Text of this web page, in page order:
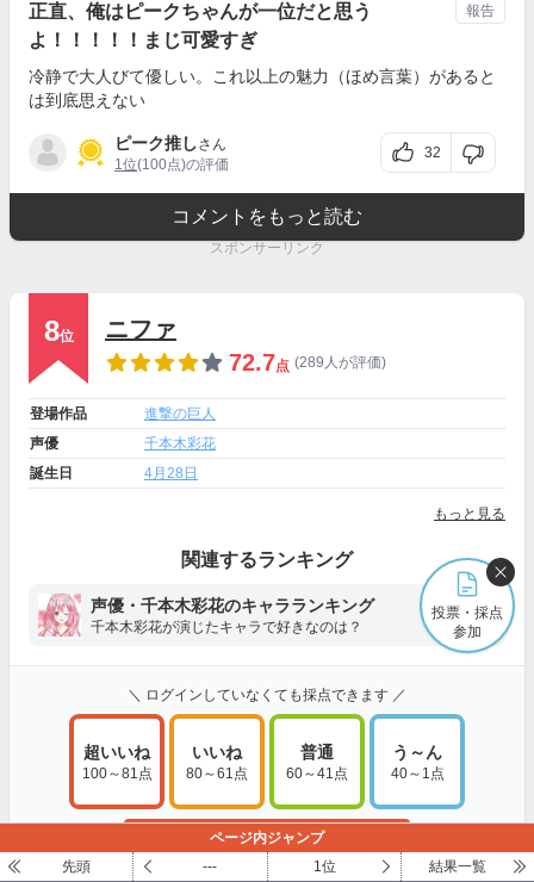
正直、俺はピークちゃんが一位だと思う
よ！！！！！まじ可愛すぎ
冷静で大人びて優しい。これ以上の魅力（ほめ言葉）があると
は到底思えない
ピーク推しさん
1位(100点)の評価
32
報告
コメントをもっと読む
スポンサーリンク
8位
ニファ
72.7点 (289人が評価)
登場作品
進撃の巨人
声優
千本木彩花
誕生日
4月28日
もっと見る
関連するランキング
声優・千本木彩花のキャラランキング
千本木彩花が演じたキャラで好きなのは？
＼ ログインしていなくても採点できます ／
超いいね
100～81点
いいね
80～61点
普通
60～41点
う～ん
40～1点
採点・コメントする
投票・採点
参加
ページ内ジャンプ
先頭
--- 1位 結果一覧